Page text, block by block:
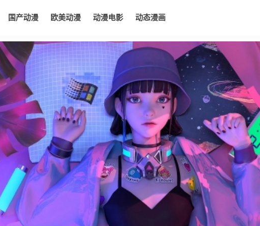
国产动漫 欧美动漫 动漫电影 动态漫画
动漫电影 动态漫画